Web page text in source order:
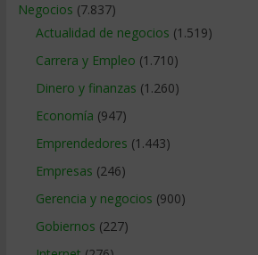
Negocios (7.837)
Actualidad de negocios (1.519)
Carrera y Empleo (1.710)
Dinero y finanzas (1.260)
Economía (947)
Emprendedores (1.443)
Empresas (246)
Gerencia y negocios (900)
Gobiernos (227)